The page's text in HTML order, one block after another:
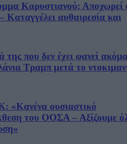
Καρυστιανού: Αποχωρεί
αυθαιρεσία και
της που δεν έχει φανεί
Τραμπ μετά το
«Κανένα ουσιαστικό
του ΟΟΣΑ – Αξίζουμε